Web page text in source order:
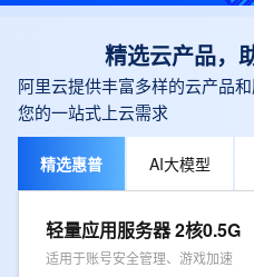
精选云产品，
阿里云提供丰富多样的云产品
您的一站式上云需求
精选惠普 AI大模型
轻量应用服务器 2核0.5G
适用于账号安全管理、游戏加速